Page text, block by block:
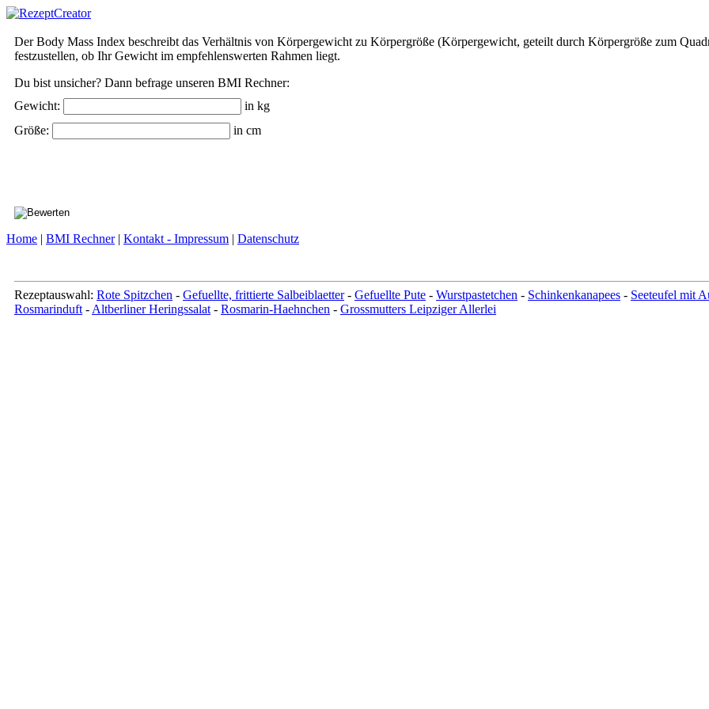
DerBody Mass Index beschreibt das Verhältnis von Körpergewicht zu Körpergröße (Körpergewicht, geteilt durch Körpergröße zum
festzustellen, ob Ihr Gewicht im empfehlenswerten Rahmen liegt.
Du bist unsicher? Dann befrage unseren BMI Rechner:
Gewicht:
in kg
Größe:
in cm
Home | BMI Rechner| Kontakt - Impressum | Datenschutz
Rezeptauswahl: Rote Spitzchen - Gefuellte, frittierte Salbeiblaetter- Gefuellte Pute - Wurstpastetchen - Schinkenkanapees - Seeteufel mit
Rosmarinduft - Altberliner Heringssalat - Rosmarin-Haehnchen - Grossmutters Leipziger Allerlei